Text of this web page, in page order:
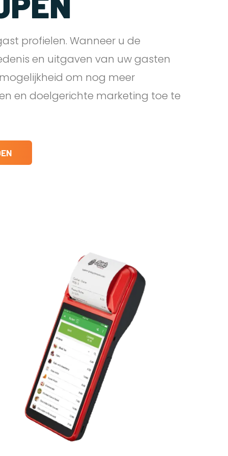
profielen. Wanneer u de
en uitgaven van uw gasten
om nog meer
en doelgerichte marketing toe te